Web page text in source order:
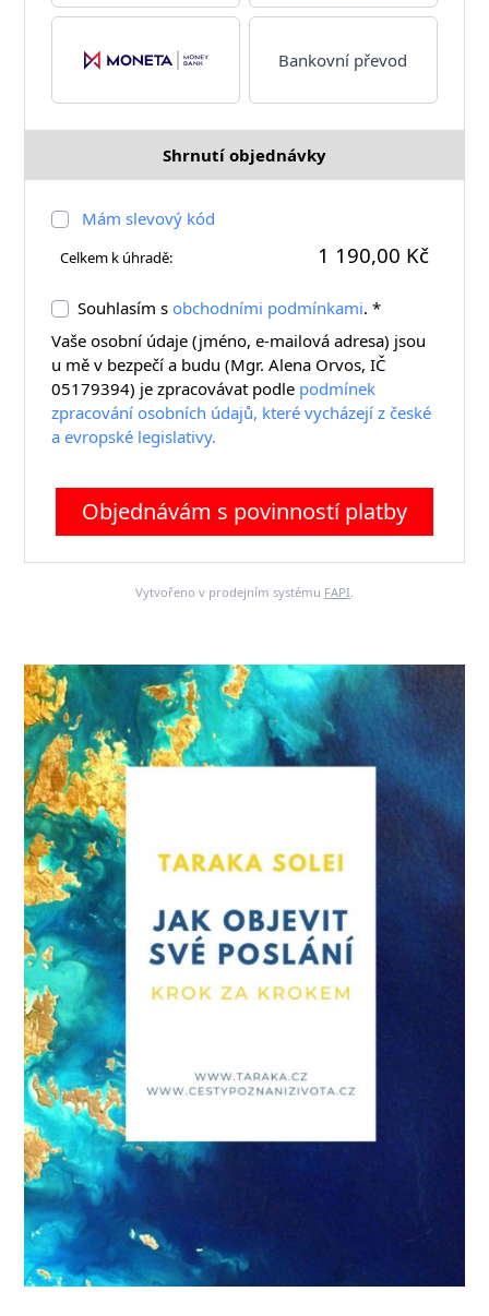
Bankovní převod
Shrnutí objednávky
Mám slevový kód
Celkem k úhradě: 1 190,00 Kč
Souhlasím sobchodními podmínkami. *
Vaše osobní údaje (jméno, e-mailová adresa) jsou
u mě v bezpečí a budu (Mgr. Alena Orvos, IČ
05179394) je zpracovávat podle podmínek
zpracování osobních údajů, které vycházejí z české
a evropské legislativy.
Objednávám s povinností platby
Vytvořeno v prodejním systému FAPI